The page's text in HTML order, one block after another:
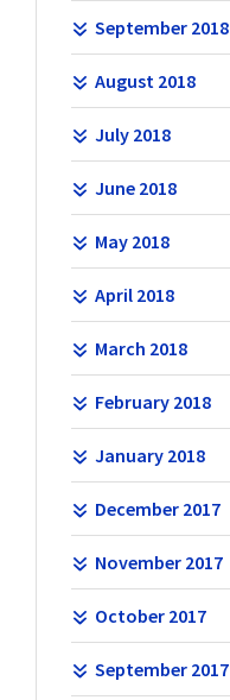
September 2018
August 2018
July 2018
June 2018
May 2018
April 2018
March 2018
February 2018
January 2018
December 2017
November 2017
October 2017
September 2017